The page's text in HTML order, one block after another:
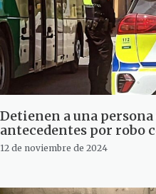
Detienen a una
antecedentes por robo
12 de noviembre de 2024